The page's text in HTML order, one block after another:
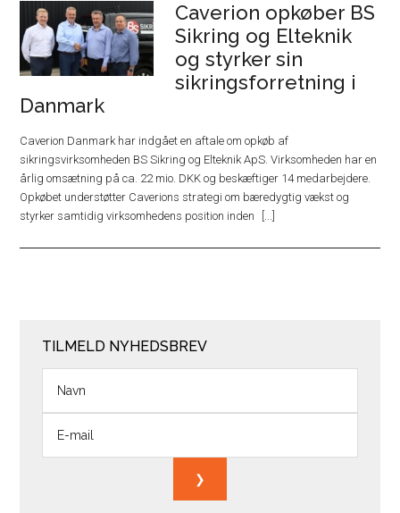
Caverion opkøber BS
Sikring og Elteknik
og styrker sin
sikringsforretning i
Danmark
Caverion Danmark har indgået en aftale om opkøb af
sikringsvirksomheden BS Sikring og Elteknik ApS. Virksomheden har en
årlig omsætning på ca. 22 mio. DKK og beskæftiger 14 medarbejdere.
Opkøbet understøtter Caverions strategi om bæredygtig vækst og
styrker samtidig virksomhedens position inden
TILMELD NYHEDSBREV